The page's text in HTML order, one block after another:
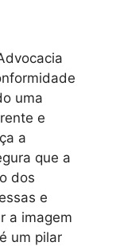
uma
e
a
que a
dos
e
a imagem
um pilar